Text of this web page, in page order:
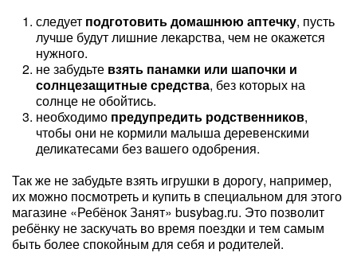
следует подготовить домашнюю аптечку, пусть
лучше будут лишние лекарства, чем не окажется
нужного.
не забудьте взять панамки или шапочки и
солнцезащитные средства, без которых на
солнце не обойтись.
необходимо предупредить родственников,
чтобы они не кормили малыша деревенскими
деликатесами без вашего одобрения.
Так же не забудьте взять игрушки в дорогу, например,
их можно посмотреть и купить в специальном для этого
магазине «Ребёнок Занят» busybag.ru. Это позволит
ребёнку не заскучать во время поездки и тем самым
быть более спокойным для себя и родителей.